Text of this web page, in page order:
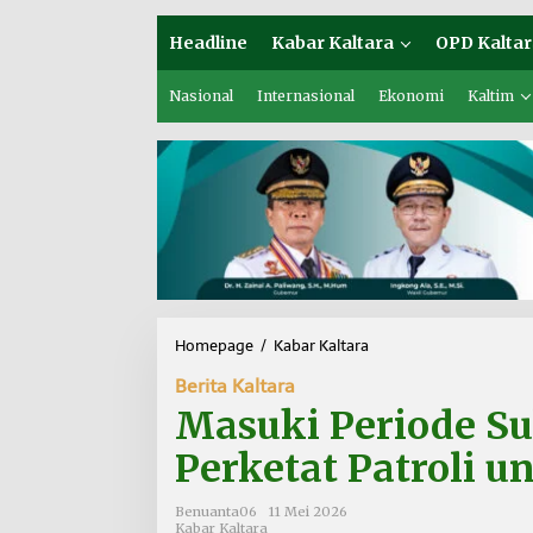
Headline Kabar Kaltara OPD
Nasional Internasional Ekonomi Kaltim
Homepage / Kabar Kaltara
k
P
Berita Kaltara
Masuki Periode
Perketat Patroli
Benuanta06
11 Mei 2026
Kabar Kaltara